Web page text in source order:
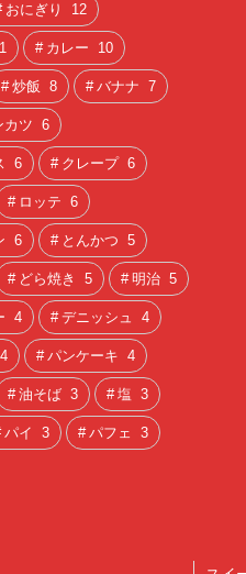
おにぎり 12
カレー 10
炒飯 8 バナナ 7
カツ 6
6 クレープ 6
ロッテ 6
6 とんかつ 5
どら焼き 5 明治 5
4 デニッシュ 4
4 パンケーキ 4
油そば 3 塩 3
パイ 3 パフェ 3